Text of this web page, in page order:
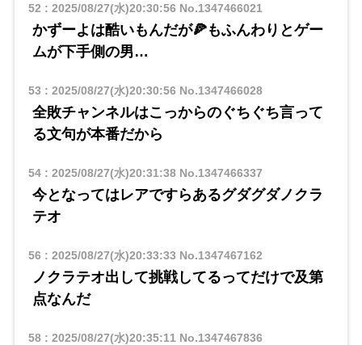
52 : 2025/08/27(水)20:30:56 No.1347466021
かずーよは酷いもんだが🍕もふんわりとゲー
ムが下手側の男…
53 : 2025/08/27(水)20:30:56 No.1347466028
全敗チャンネルはこっからのぐちぐち言って
る文句が本番だから
54: 2025/08/27(水)20:31:38No.1347466337
今となってはレアですらあるグダグダノクラ
テオ
56 : 2025/08/27(水)20:33:33 No.1347467162
ノクラテオ出して挑戦してるってだけで及第
点なんだ
58: 2025/08/27(水)20:35:11 No.1347467836